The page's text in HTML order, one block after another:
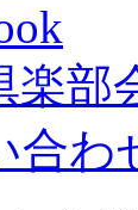
楽部
合わ